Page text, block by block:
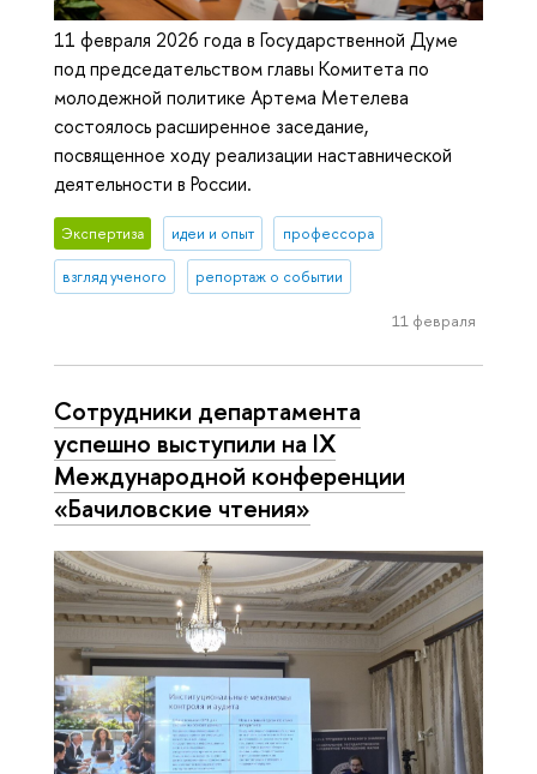
11 февраля 2026 года в Государственной Думе
под председательством главы Комитета по
молодежной политике Артема Метелева
состоялось расширенное заседание,
посвященное ходу реализации наставнической
деятельности в России.
Экспертиза идеи и опыт профессора
взгляд ученого репортаж о событии
11 февраля
Сотрудники департамента
успешно выступили на IX
Международной конференции
«Бачиловские чтения»